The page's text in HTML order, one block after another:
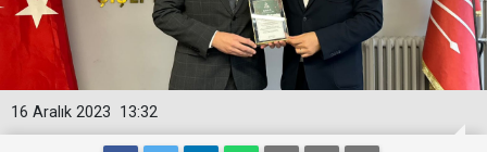
13:32
16 Aralık 2023